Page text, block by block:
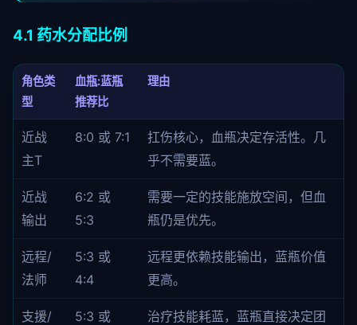
4.1 药水分配比例
角色类
型
血瓶:蓝瓶
推荐比
理由
近战
主T
8:0 或 7:1
扛伤核心，血瓶决定存活性。几
乎不需要蓝。
近战
输出
6:2 或
5:3
需要一定的技能施放空间，但血
瓶仍是优先。
远程/
法师
5:3 或
4:4
远程更依赖技能输出，蓝瓶价值
更高。
支援/
5:3 或
治疗技能耗蓝，蓝瓶直接决定团